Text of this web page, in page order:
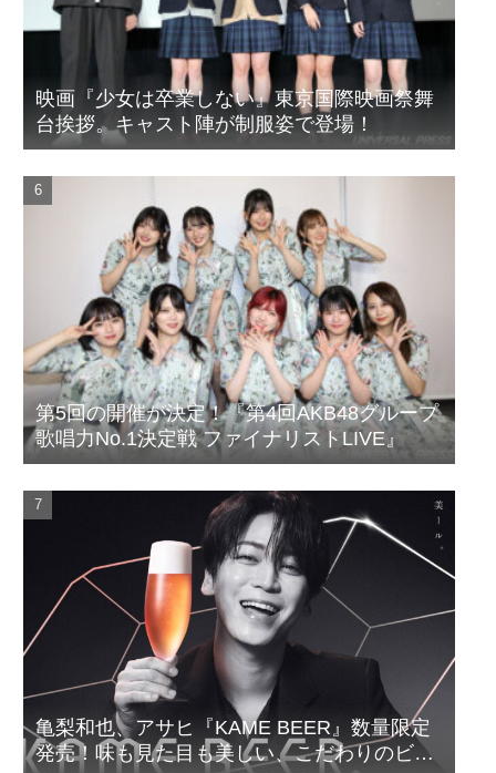
映画『少女は卒業しない』東京国際映画祭舞
台挨拶。キャスト陣が制服姿で登場！
第5回の開催が決定！『第4回AKB48グループ
歌唱力No.1決定戦 ファイナリストLIVE』
亀梨和也、アサヒ『KAME BEER』数量限定
発売！味も見た目も美しい、こだわりのビー